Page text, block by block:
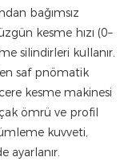
bağımsız
kesme hızı (0–
silindirleri kullanır.
saf pnömatik
kesme makinesi
ömrü ve profil
kuvveti,
ayarlanır.